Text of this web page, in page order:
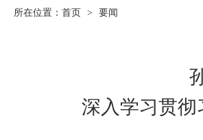
所在位置： 首页 > 要闻
深入学习贯